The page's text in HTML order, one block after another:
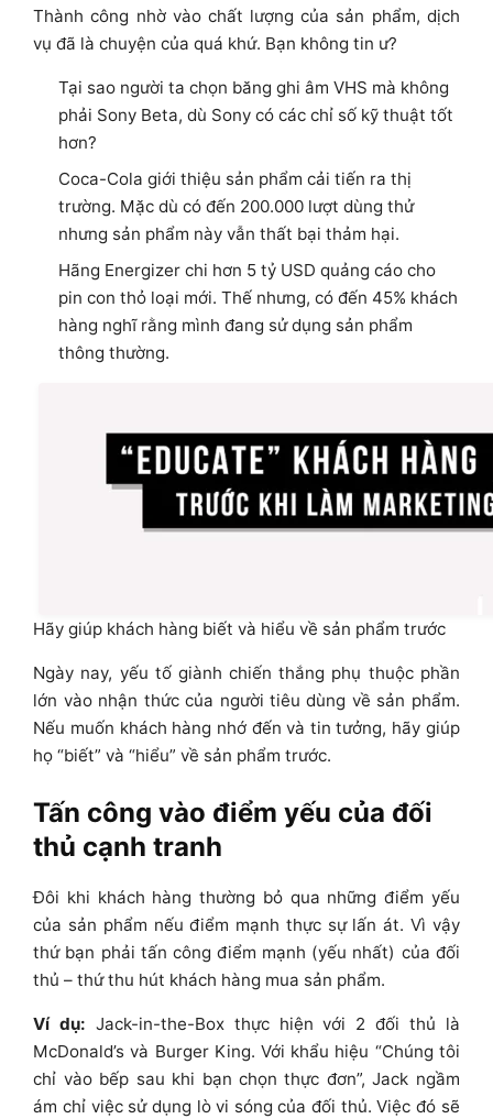
Thành công nhờ vào chất lượng của sản phẩm, dịch
vụ đã là chuyện của quá khứ. Bạn không tin ư?
Tại sao người ta chọn băng ghi âm VHS mà không
phải Sony Beta, dù Sony có các chỉ số kỹ thuật tốt
hơn?
Coca-Cola giới thiệu sản phẩm cải tiến ra thị
trường. Mặc dù có đến 200.000 lượt dùng thử
nhưng sản phẩm này vẫn thất bại thảm hại.
Hãng Energizer chi hơn 5 tỷ USD quảng cáo cho
pin con thỏ loại mới. Thế nhưng, có đến 45% khách
hàng nghĩ rằng mình đang sử dụng sản phẩm
thông thường.
Hãy giúp khách hàng biết và hiểu về sản phẩm trước
Ngày nay, yếu tố giành chiến thắng phụ thuộc phần
lớn vào nhận thức của người tiêu dùng về sản phẩm.
Nếu muốn khách hàng nhớ đến và tin tưởng, hãy giúp
họ “biết” và “hiểu” về sản phẩm trước.
Tấn công vào điểm yếu của đối
thủ cạnh tranh
Đôi khi khách hàng thường bỏ qua những điểm yếu
của sản phẩm nếu điểm mạnh thực sự lấn át. Vì vậy
thứ bạn phải tấn công điểm mạnh (yếu nhất) của đối
thủ – thứ thu hút khách hàng mua sản phẩm.
Ví dụ: Jack-in-the-Box thực hiện với 2 đối thủ là
McDonald’s và Burger King. Với khẩu hiệu “Chúng tôi
chỉ vào bếp sau khi bạn chọn thực đơn”, Jack ngầm
ám chỉ việc sử dụng lò vi sóng của đối thủ. Việc đó sẽ